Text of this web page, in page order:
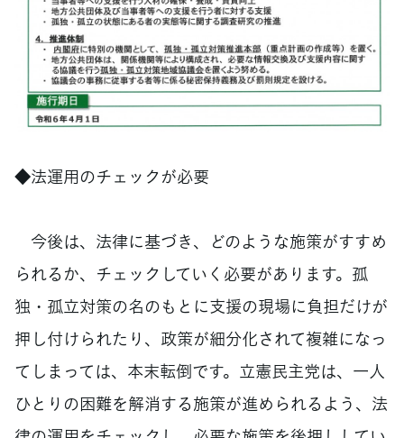
◆法運用のチェックが必要
今後は、法律に基づき、どのような施策がすすめ
られるか、チェックしていく必要があります。孤
独・孤立対策の名のもとに支援の現場に負担だけが
押し付けられたり、政策が細分化されて複雑になっ
てしまっては、本末転倒です。立憲民主党は、一人
ひとりの困難を解消する施策が進められるよう、法